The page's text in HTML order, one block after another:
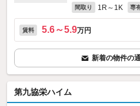
間取り 1R～1K 専
賃料 5.6～5.9万円
新着の物件の
第九協栄ハイム